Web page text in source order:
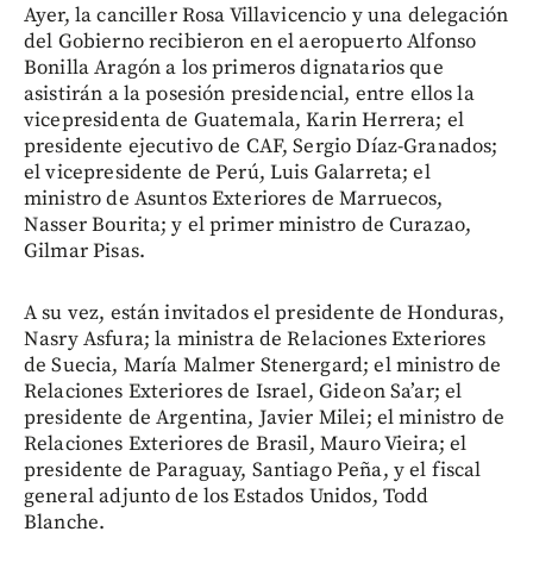
Ayer, la canciller Rosa Villavicencio y una delegación
del Gobierno recibieron en el aeropuerto Alfonso
Bonilla Aragón a los primeros dignatarios que
asistirán a la posesión presidencial, entre ellos la
vicepresidenta de Guatemala, Karin Herrera; el
presidente ejecutivo de CAF, Sergio Díaz-Granados;
el vicepresidente de Perú, Luis Galarreta; el
ministro de Asuntos Exteriores de Marruecos,
Nasser Bourita; y el primer ministro de Curazao,
Gilmar Pisas.
A su vez, están invitados el presidente de Honduras,
Nasry Asfura; la ministra de Relaciones Exteriores
de Suecia, María Malmer Stenergard; el ministro de
Relaciones Exteriores de Israel, Gideon Sa’ar; el
presidente de Argentina, Javier Milei; el ministro de
Relaciones Exteriores de Brasil, Mauro Vieira; el
presidente de Paraguay, Santiago Peña, y el fiscal
general adjunto de los Estados Unidos, Todd
Blanche.